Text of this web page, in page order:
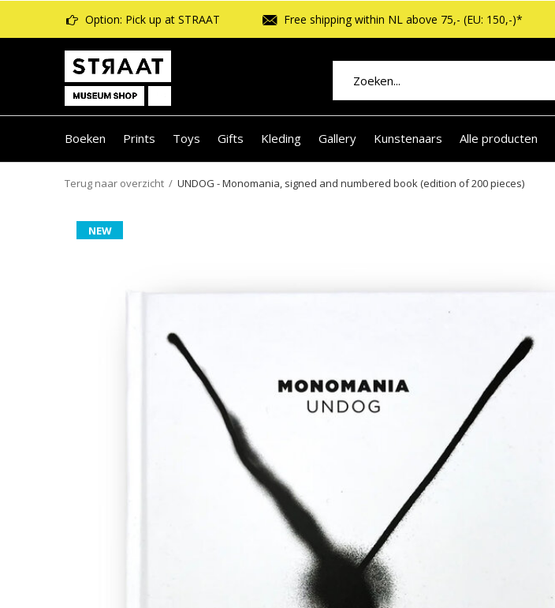
Boeken Prints Toys Gifts Kleding Gallery Kunstenaars Alle producten
Option: Pick up at STRAAT Free shipping within NL above 75,- (EU: 150,-)*
Terug naar overzicht UNDOG - Monomania, signed and numbered book (edition of 200 pieces)
NEW